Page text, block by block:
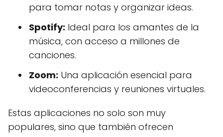
para tomar notas y organizar ideas.
Spotify: Ideal para los amantes de la
música, con acceso a millones de
canciones.
Zoom: Una aplicación esencial para
videoconferencias y reuniones virtuales.
Estas aplicaciones no solo son muy
populares, sino que también ofrecen